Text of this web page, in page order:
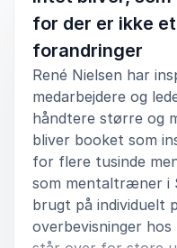
meget anderledes fra
informationer om sig
er ”tvunget” til at
historie at kende
fungerede rigtig
havde mange gode
René Nielsen
for der er ikke
forandringer
René Nielsen har
medarbejdere og
håndtere større og
bliver booket som
for flere tusinde
som mentaltræner i
brugt på individuelt
overbevisninger hos